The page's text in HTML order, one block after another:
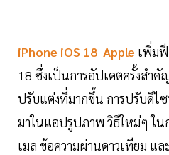
iPhone iOS 18 Apple เพิ่มฟี
18 ซึ่งเป็นการอัปเดตครั้งสำ
ปรับแต่งที่มากขึ้น การปรับดีไ
มาในแอปรูปภาพ วิธีใหม่ๆ ใ
เมล ข้อความผ่านดาวเทียม แล